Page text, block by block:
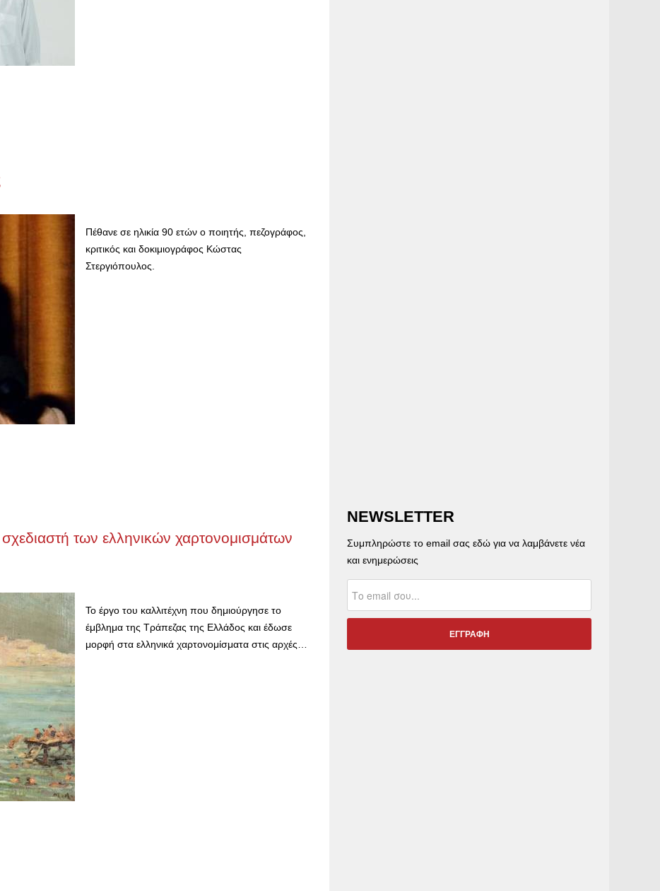
Πέθανε σε ηλικία 90 ετών ο ποιητής, πεζογράφος,
κριτικός και δοκιμιογράφος Κώστας
Στεργιόπουλος.
των ελληνικών χαρτονομισμάτων
Το έργο του καλλιτέχνη που δημιούργησε το
έμβλημα της Τράπεζας της Ελλάδος και έδωσε
μορφή στα ελληνικά χαρτονομίσματα στις αρχές…
NEWSLETTER
Συμπληρώστε το email σας εδώ για να λαμβάνετε νέα
και ενημερώσεις